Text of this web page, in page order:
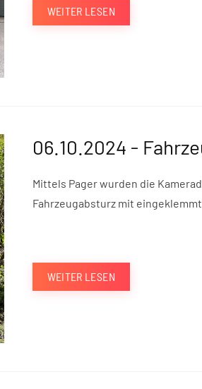
WEITER LESEN
06.10.2024 -
Mittels Pager wurden die
Fahrzeugabsturz mit
WEITER LESEN